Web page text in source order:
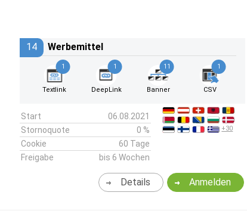
14 Werbemittel
1
Textlink
1
DeepLink
11
Banner
1
CSV
Start
06.08.2021
Stornoquote
0 %
Cookie
60 Tage
Freigabe
bis 6 Wochen
+30
Anmelden
Details